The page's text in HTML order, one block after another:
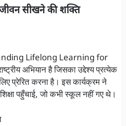
सीखने की शक्ति
Lifelong Learning for
अभियान है जिसका उद्देश्य प्रत्येक
प्रेरित करना है। इस कार्यक्रम ने
पहुँचाई, जो कभी स्कूल नहीं गए थे।